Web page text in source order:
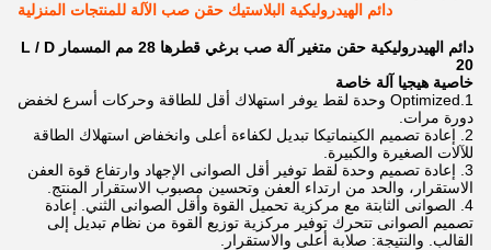
دائم الهيدروليكية البلاستيك حقن صب الآلة للمنتجات المنزلية
دائم الهيدروليكية حقن متغير آلة صب برغي قطرها 28 مم المسمار L / D
20
خاصية هيجيا آلة خاصة
1.Optimized وحدة لقط يوفر استهلاك أقل للطاقة وحركات أسرع لخفض
دورة مرات.
2. إعادة تصميم الكينماتيكا تبديل لكفاءة أعلى وانخفاض استهلاك الطاقة
للآلات الصغيرة والكبيرة.
3. إعادة تصميم وحدة لقط توفير أقل الصوانى الإجهاد وارتفاع قوة العفن
الاستقرار، والحد من ارتداء العفن وتحسين مصبوب الاستقرار المنتج.
4. الصوانى الثابتة مع مركزية تحميل القوة وأقل الصوانى الثني. إعادة
تصميم الصوانى تتحرك توفير مركزية توزيع القوة من نظام تبديل إلى
القالب. والنتيجة: صلابة أعلى والاستقرار.